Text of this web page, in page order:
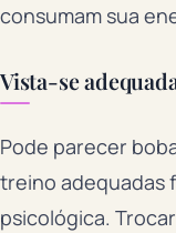
consumam sua
Vista-se
Pode parecer
treino adequadas
psicológica.